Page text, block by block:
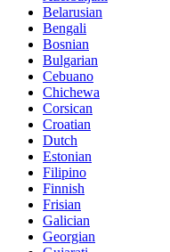
Belarusian
Bengali
Bosnian
Bulgarian
Cebuano
Chichewa
Corsican
Croatian
Dutch
Estonian
Filipino
Finnish
Frisian
Galician
Georgian